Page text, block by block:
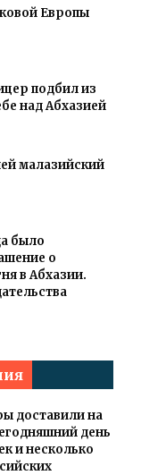
Европы
подбил из
над Абхазией
малазийский
было
о
в Абхазии.
доставили на
день
и несколько